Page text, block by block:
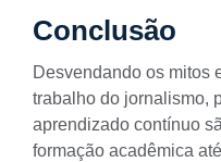
Conclusão
Desvendando os mitos
trabalho do jornalismo,
aprendizado contínuo
formação acadêmica